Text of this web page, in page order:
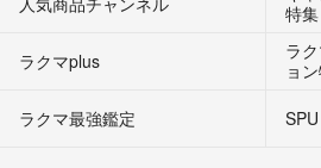
特集
ラクマplus
ラ
ョ
ラクマ最強鑑定
SPU